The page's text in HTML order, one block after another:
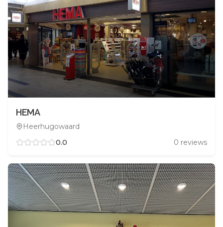
HEMA
Heerhugowaard
0.0
0 reviews